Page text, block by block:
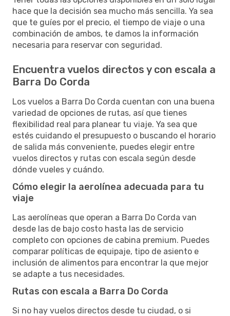
hace que la decisión sea mucho más sencilla. Ya sea
que te guíes por el precio, el tiempo de viaje o una
combinación de ambos, te damos la información
necesaria para reservar con seguridad.
Encuentra vuelos directos y con escala a
Barra Do Corda
Los vuelos a Barra Do Corda cuentan con una buena
variedad de opciones de rutas, así que tienes
flexibilidad real para planear tu viaje. Ya sea que
estés cuidando el presupuesto o buscando el horario
de salida más conveniente, puedes elegir entre
vuelos directos y rutas con escala según desde
dónde vueles y cuándo.
Cómo elegir la aerolínea adecuada para tu
viaje
Las aerolíneas que operan a Barra Do Corda van
desde las de bajo costo hasta las de servicio
completo con opciones de cabina premium. Puedes
comparar políticas de equipaje, tipo de asiento e
inclusión de alimentos para encontrar la que mejor
se adapte a tus necesidades.
Rutas con escala a Barra Do Corda
Si no hay vuelos directos desde tu ciudad, o si